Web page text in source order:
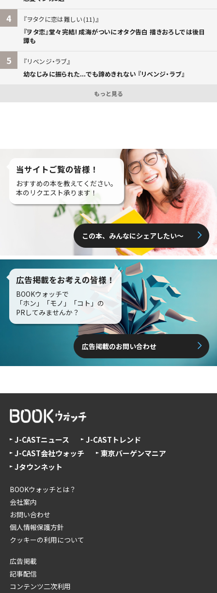
4
ヲタクに恋は難しい (11)
『ヲタ恋』堂々完結! 成海がついにオタク告白 描きおろしでは後日
譚も
5
リベンジ・ラブ
幼なじみに振られた...でも諦めきれない 『リベンジ・ラブ』
もっと見る
当サイトご覧の皆様！
おすすめの本を教えてください。
本のリクエスト承ります！
この本、みんなにシェアしたい〜
広告掲載をお考えの皆様！
BOOKウォッチで
「ホン」「モノ」「コト」の
PRしてみませんか？
広告掲載のお問い合わせ
J-CASTニュース
J-CASTトレンド
J-CAST会社ウォッチ
東京バーゲンマニア
Jタウンネット
BOOKウォッチとは？
会社案内
お問い合わせ
個人情報保護方針
クッキーの利用について
広告掲載
記事配信
コンテンツ二次利用